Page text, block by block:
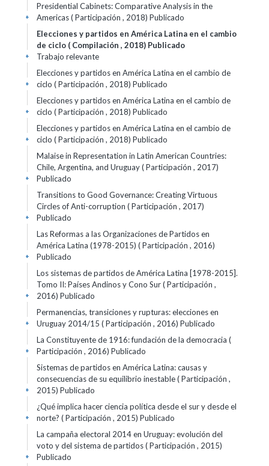
Presidential Cabinets: Comparative Analysis in the
Americas ( Participación , 2018) Publicado
+
Elecciones y partidos en América Latina en el cambio
de ciclo ( Compilación , 2018) Publicado
Trabajo relevante
+
Elecciones y partidos en América Latina en el cambio de
ciclo ( Participación , 2018) Publicado
+
Elecciones y partidos en América Latina en el cambio de
ciclo ( Participación , 2018) Publicado
+
Elecciones y partidos en América Latina en el cambio de
ciclo ( Participación , 2018) Publicado
+
Malaise in Representation in Latin American Countries:
Chile, Argentina, and Uruguay ( Participación , 2017)
Publicado
+
Transitions to Good Governance: Creating Virtuous
Circles of Anti-corruption ( Participación , 2017)
Publicado
+
Las Reformas a las Organizaciones de Partidos en
América Latina (1978-2015) ( Participación , 2016)
Publicado
+
Los sistemas de partidos de América Latina​ ​[1978-2015].
Tomo II: Países Andinos y Cono Sur ( Participación ,
2016) Publicado
+
Permanencias, transiciones y rupturas: elecciones en
Uruguay 2014/15 ( Participación , 2016) Publicado
+
La Constituyente de 1916: fundación de la democracia (
Participación , 2016) Publicado
+
Sistemas de partidos en América Latina: causas y
consecuencias de su equilibrio inestable ( Participación ,
2015) Publicado
+
¿Qué implica hacer ciencia política desde el sur y desde el
norte? ( Participación , 2015) Publicado
+
La campaña electoral 2014 en Uruguay: evolución del
voto y del sistema de partidos ( Participación , 2015)
Publicado
+